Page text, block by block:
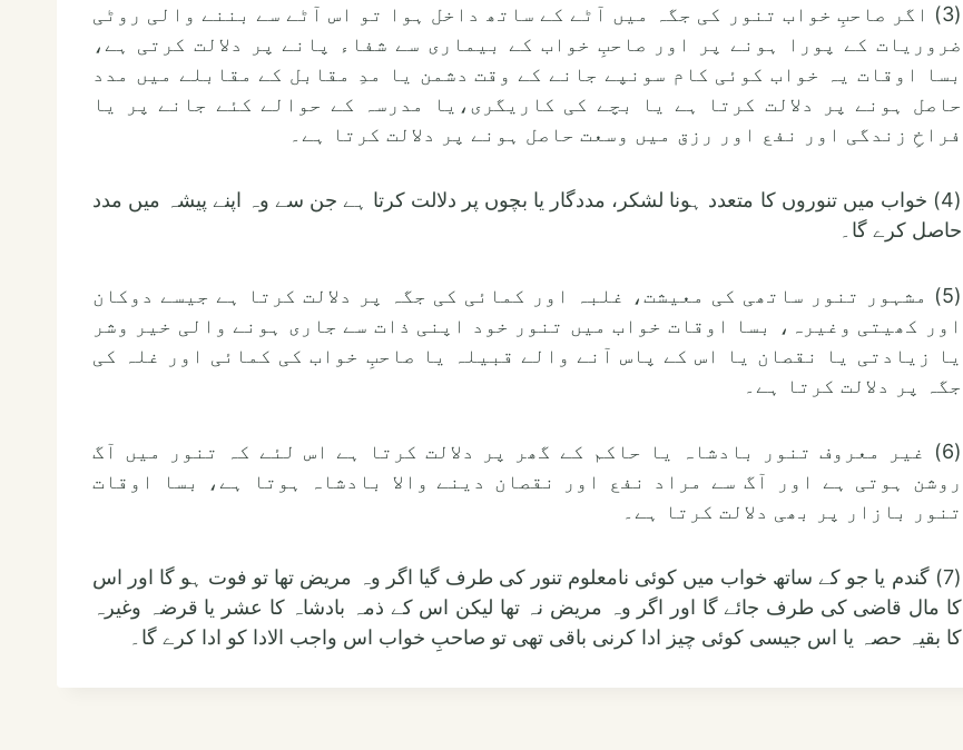
(3) اگر صاحبِ خواب تنور کی جگہ میں آٹے کے ساتھ داخل ہوا تو اس آٹے سے بننے والی روٹی
ضروریات کے پورا ہونے پر اور صاحبِ خواب کے بیماری سے شفاء پانے پر دلالت کرتی ہے،
بسا اوقات یہ خواب کوئی کام سونپے جانے کے وقت دشمن یا مدِ مقابل کے مقابلے میں مدد
حاصل ہونے پر دلالت کرتا ہے یا بچے کی کاریگری،یا مدرسہ کے حوالے کئے جانے پر یا
فراخِ زندگی اور نفع اور رزق میں وسعت حاصل ہونے پر دلالت کرتا ہے۔
(4) خواب میں تنوروں کا متعدد ہونا لشکر، مددگار یا بچوں پر دلالت کرتا ہے جن سے وہ اپنے پیشہ میں مدد
حاصل کرے گا۔
(5) مشہور تنور ساتھی کی معیشت، غلبہ اور کمائی کی جگہ پر دلالت کرتا ہے جیسے دوکان
اور کھیتی وغیرہ، بسا اوقات خواب میں تنور خود اپنی ذات سے جاری ہونے والی خیر وشر
یا زیادتی یا نقصان یا اس کے پاس آنے والے قبیلہ یا صاحبِ خواب کی کمائی اور غلہ کی
جگہ پر دلالت کرتا ہے۔
(6) غیر معروف تنور بادشاہ یا حاکم کے گھر پر دلالت کرتا ہے اس لئے کہ تنور میں آگ
روشن ہوتی ہے اور آگ سے مراد نفع اور نقصان دینے والا بادشاہ ہوتا ہے، بسا اوقات
تنور بازار پر بھی دلالت کرتا ہے۔
(7) گندم یا جو کے ساتھ خواب میں کوئی نامعلوم تنور کی طرف گیا اگر وہ مریض تھا تو فوت ہو گا اور اس
کا مال قاضی کی طرف جائے گا اور اگر وہ مریض نہ تھا لیکن اس کے ذمہ بادشاہ کا عشر یا قرضہ وغیرہ
کا بقیہ حصہ یا اس جیسی کوئی چیز ادا کرنی باقی تھی تو صاحبِ خواب اس واجب الادا کو ادا کرے گا۔